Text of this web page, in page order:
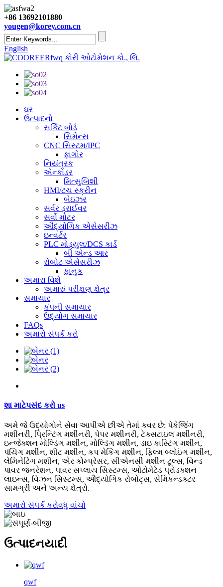
+86 13692101880
yougen@korey.com.cn
English
કોરી ઓટોમેશન કો., લિ.
ઘર
ઉત્પાદનો
સર્કિટ બોર્ડ
સિમેન્સ
CNC સિસ્ટમ/IPC
ફાગોર
નિયંત્રક
એન્કોડર
મિત્સુબિશી
HMI/ટચ સ્ક્રીન
બેઇઝર
સર્વર ડ્રાઈવર
સર્વો મોટર
ઔદ્યોગિક એસેસરીઝ
ઇન્વર્ટર
PLC મોડ્યુલ/DCS કાર્ડ
બી એન્ડ આર
રોબોટ એસેસરીઝ
ફાનુક
અમારા વિશે
અમારું પરીક્ષણ ક્ષેત્ર
સમાચાર
કંપની સમાચાર
ઉદ્યોગ સમાચાર
FAQs
અમારો સંપર્ક કરો
શા માટેપસંદ કરો us
અમે જે ઉદ્યોગોને સેવા આપીએ છીએ તેમાં કવર છે: પેકેજિંગ
મશીનરી, પ્રિન્ટિંગ મશીનરી, પેપર મશીનરી, ટેક્સટાઇલ મશીનરી,
ઇન્જેક્શન મોલ્ડિંગ મશીન, મોલ્ડિંગ મશીન, ડાઇ કાસ્ટિંગ મશીન,
પંચિંગ મશીન, શીટ મશીન, કપ મેકિંગ મશીન, ફિલ્મ બ્લોઇંગ મશીન,
લેમિનેટિંગ મશીન, એર કોમ્પ્રેસર, સીએનસી મશીન ટૂલ્સ, વિન્ડ
પાવર જનરેશન, પાવર સપ્લાય સિસ્ટમ્સ, ઓટોમેટેડ પ્રોડક્શન
લાઇન્સ, વિઝન સિસ્ટમ્સ, ઔદ્યોગિક રોબોટ્સ, સેમિકન્ડક્ટર
સામગ્રી અને અન્ય ક્ષેત્રો.
અમારો સંપર્ક કરોવધુ વાંચો
ઉત્પાદનયાદી
qwf